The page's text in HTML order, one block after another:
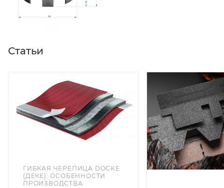
Статьи
ГИБКАЯ ЧЕРЕПИЦА DOCKE
(ДЕКЕ): ОСОБЕННОСТИ
ПРОИЗВОДСТВА